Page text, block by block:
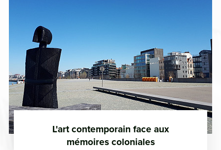
L'art contemporain face aux
mémoires coloniales